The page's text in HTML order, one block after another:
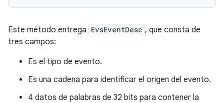
Este método entrega EvsEventDesc , que consta de
tres campos:
Es el tipo de evento.
Es una cadena para identificar el origen del evento.
4 datos de palabras de 32 bits para contener la